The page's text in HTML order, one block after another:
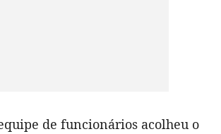
de funcionários acolheu o